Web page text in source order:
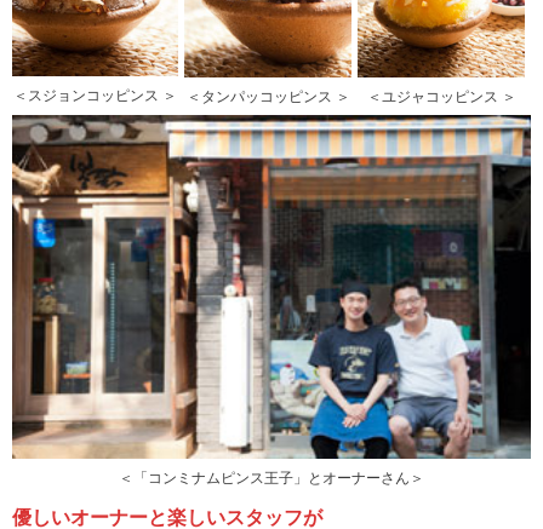
＜スジョンコッピンス ＞ ＜タンパッコッピンス ＞ ＜ユジャコッピンス ＞
＜「コンミナムピンス王子」とオーナーさん＞
優しいオーナーと楽しいスタッフが